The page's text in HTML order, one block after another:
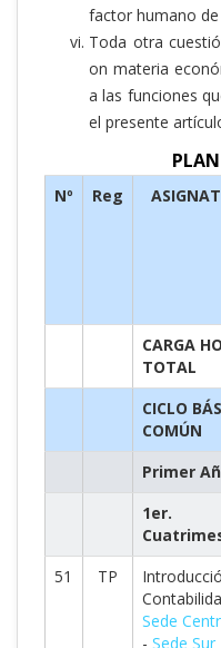
factor humano
Toda otra
on materia
a las funciones
el presente
Nº Reg
CARGA
TOTAL
CICLO
COMÚN
Primer
1er.
51 TP
Sede
- Sede Sur